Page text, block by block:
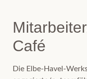
Café
Die Elbe-Havel-